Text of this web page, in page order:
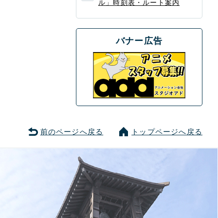
ル」時刻表・ルート案内
バナー広告
前のページへ戻る トップページへ戻る